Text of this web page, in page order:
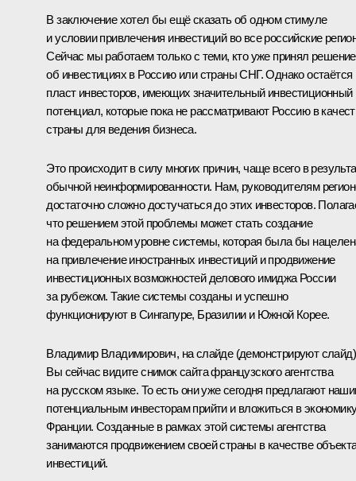
В заключение хотел бы ещё сказать об одном стимуле
и условии привлечения инвестиций во все российские
Сейчас мы работаем только с теми, кто уже принял решение
об инвестициях в Россию или страны СНГ. Однако остаётся
пласт инвесторов, имеющих значительный инвестиционный
потенциал, которые пока не рассматривают Россию в
страны для ведения бизнеса.
Это происходит в силу многих причин, чаще всего в
обычной неинформированности. Нам, руководителям
достаточно сложно достучаться до этих инвесторов.
что решением этой проблемы может стать создание
на федеральном уровне системы, которая была бы
на привлечение иностранных инвестиций и продвижение
инвестиционных возможностей делового имиджа России
за рубежом. Такие системы созданы и успешно
функционируют в Сингапуре, Бразилии и Южной Корее.
Владимир Владимирович, на слайде (демонстрируют слайд)
Вы сейчас видите снимок сайта французского агентства
на русском языке. То есть они уже сегодня предлагают
потенциальным инвесторам прийти и вложиться в
Франции. Созданные в рамках этой системы агентства
занимаются продвижением своей страны в качестве
инвестиций.